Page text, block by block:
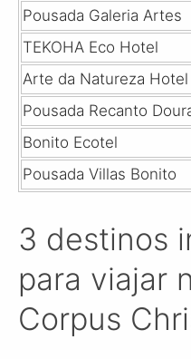
Pousada Galeria Artes
TEKOHA Eco Hotel
Arte da Natureza
Pousada Recanto
Bonito Ecotel
Pousada Villas Bonito
3 destinos
para viajar
Corpus